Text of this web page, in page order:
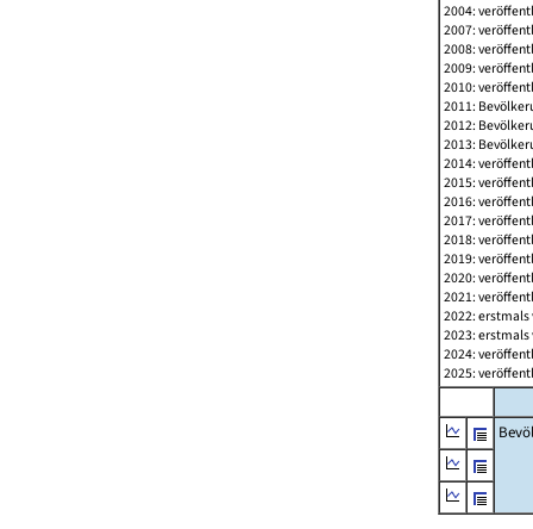
2004:
2007:
2008:
2009:
2010:
2011:
2012:
2013:
2014:
2015:
2016:
2017:
2018:
2019:
2020:
2021:
2022:
2023:
2024:
2025: